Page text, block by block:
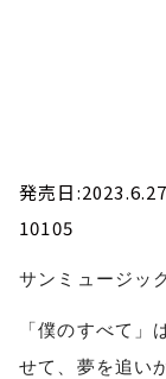
発売日
10105
サンミュージッ
「僕のすべて
せて、夢を追い